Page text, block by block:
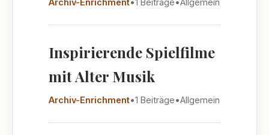
Archiv-Enrichment•1 Beiträge•Allgemein
Inspirierende Spielfilme
mit Alter Musik
Archiv-Enrichment•1 Beiträge•Allgemein